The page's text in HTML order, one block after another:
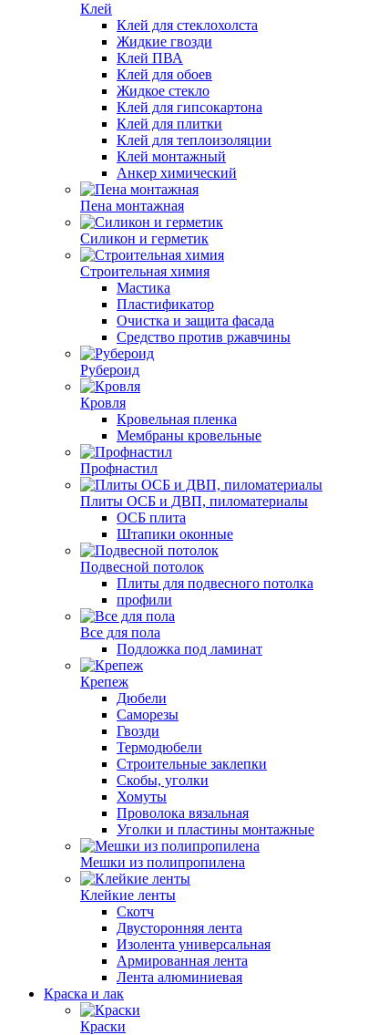
Клей
Клей для стеклохолста
Жидкие гвозди
Клей ПВА
Клей для обоев
Жидкое стекло
Клей для гипсокартона
Клей для плитки
Клей для теплоизоляции
Клей монтажный
Анкер химический
Пена монтажная
Силикон и герметик
Строительная химия
Мастика
Пластификатор
Очистка и защита фасада
Средство против ржавчины
Рубероид
Кровля
Кровельная пленка
Мембраны кровельные
Профнастил
Плиты ОСБ и ДВП, пиломатериалы
ОСБ плита
Штапики оконные
Подвесной потолок
Плиты для подвесного потолка
профили
Все для пола
Подложка под ламинат
Крепеж
Дюбели
Саморезы
Гвозди
Термодюбели
Строительные заклепки
Скобы, уголки
Хомуты
Проволока вязальная
Уголки и пластины монтажные
Мешки из полипропилена
Клейкие ленты
Скотч
Двусторонняя лента
Изолента универсальная
Армированная лента
Лента алюминиевая
Краска и лак
Краски